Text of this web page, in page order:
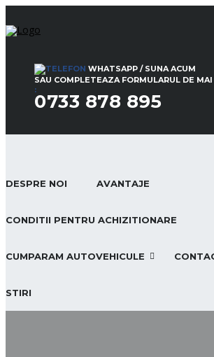
WHATSAPP / SUNA ACUM
SAU COMPLETEAZA FORMULARUL DE MAI
:
0733 878 895
DESPRE NOI AVANTAJE
CONDITII PENTRU ACHIZITIONARE
CUMPARAM AUTOVEHICULE
STIRI